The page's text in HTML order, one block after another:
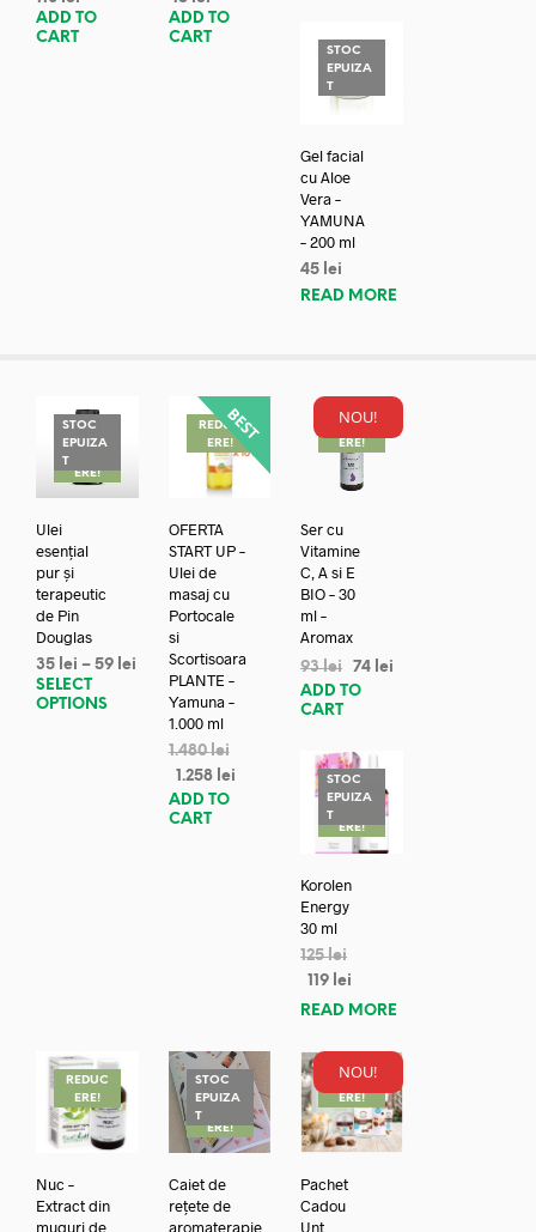
ADD TO
CART
ADD TO
CART
STOC
EPUIZA
T
Gel facial
cu Aloe
Vera –
YAMUNA
– 200 ml
45 lei
READ MORE
STOC
EPUIZA
TREDUC
ERE!
Ulei
esențial
pur și
terapeutic
de Pin
Douglas
35 lei – 59 lei
SELECT
OPTIONS
REDUC
ERE!
OFERTA
START UP –
Ulei de
masaj cu
Portocale
si
Scortisoara
PLANTE –
Yamuna –
1.000 ml
1.480lei
1.258 lei
ADD TO
CART
NOU!
REDUC
ERE!
Ser cu
Vitamine
C, A si E
BIO – 30
ml –
Aromax
93lei 74 lei
ADD TO
CART
STOC
EPUIZA
TREDUC
ERE!
Korolen
Energy
30 ml
125lei
119 lei
READ MORE
REDUC
ERE!
Nuc –
Extract din
muguri de
STOC
EPUIZA
TREDUC
ERE!
Caiet de
rețete de
aromaterapie
NOU!
REDUC
ERE!
Pachet
Cadou
Unt